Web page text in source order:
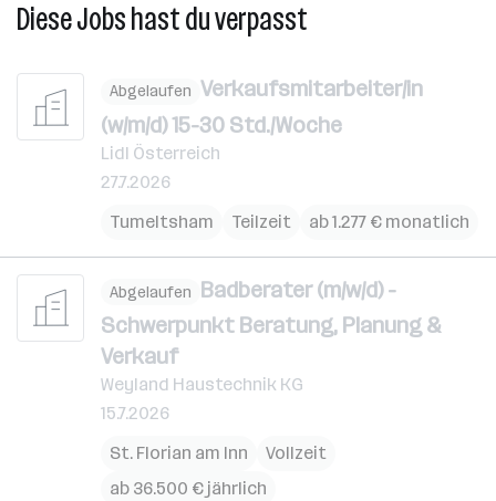
Diese Jobs hast du verpasst
Abgelaufen Verkaufsmitarbeiter/in
(w/m/d) 15-30 Std./Woche
Lidl Österreich
27.7.2026
Tumeltsham
Teilzeit ab 1.277 € monatlich
Abgelaufen Badberater (m/w/d) -
Schwerpunkt Beratung, Planung &
Verkauf
Weyland Haustechnik KG
15.7.2026
St. Florian am Inn
Vollzeit
ab 36.500 € jährlich